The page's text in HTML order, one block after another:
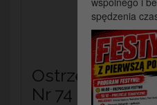
spędzenia
Ostrzeżenie
Nr 74 – Upał/ 2